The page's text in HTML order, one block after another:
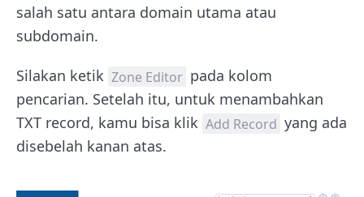
salah satu antara domain utama atau
subdomain.
Silakan ketik Zone Editor pada kolom
pencarian. Setelah itu, untuk menambahkan
TXT record, kamu bisa klik Add Record yang ada
disebelah kanan atas.